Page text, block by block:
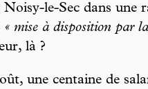
le-Sec dans une
« mise à disposition par
là ?
une centaine de